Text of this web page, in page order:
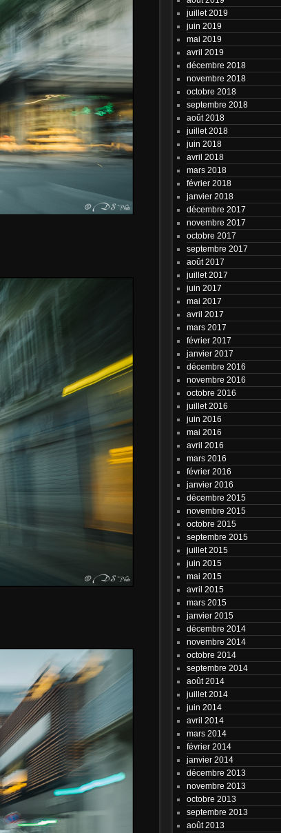
juillet 2019
juin 2019
mai 2019
avril 2019
décembre 2018
novembre 2018
octobre 2018
septembre 2018
août 2018
juillet 2018
juin 2018
avril 2018
mars 2018
février 2018
janvier 2018
décembre 2017
novembre 2017
octobre 2017
septembre 2017
août 2017
juillet 2017
juin 2017
mai 2017
avril 2017
mars 2017
février 2017
janvier 2017
décembre 2016
novembre 2016
octobre 2016
juillet 2016
juin 2016
mai 2016
avril 2016
mars 2016
février 2016
janvier 2016
décembre 2015
novembre 2015
octobre 2015
septembre 2015
juillet 2015
juin 2015
mai 2015
avril 2015
mars 2015
janvier 2015
décembre 2014
novembre 2014
octobre 2014
septembre 2014
août 2014
juillet 2014
juin 2014
avril 2014
mars 2014
février 2014
janvier 2014
décembre 2013
novembre 2013
octobre 2013
septembre 2013
août 2013